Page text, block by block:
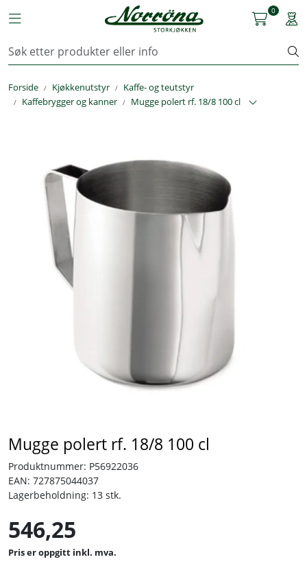
Toggle navigation
0
Forside Kjøkkenutstyr
Kaffe- og teutstyr
Kaffebrygger og kanner
Mugge polert rf. 18/8 100 cl
Mugge polert rf. 18/8 100 cl
Produktnummer: P56922036
EAN: 727875044037
Lagerbeholdning: 13 stk.
546,25
inkl. mva.
Kjøkkenutstyr
Storkjøkken
Arbeidstøy
Reservedeler